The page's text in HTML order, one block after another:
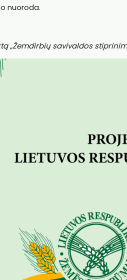
nuoroda.
„Žemdirbių savivaldos